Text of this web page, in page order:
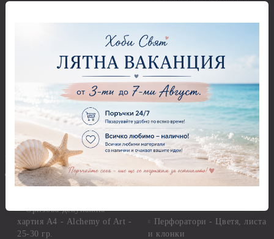
Инструменти за моделиране
Молдове и шаблони
Самосъхнеща глина
Полимерна Глина
Приложни техники и
Декупаж
Оризова декупажна
хартия А4 - Alchemy of Art -
25-30 гр.
Пънчове Перфоратори
Перфоратори до 2,50 см
Перфоратори 2,50 см
Перфоратори над 2,50 см
Бордюрни пънчове
Ъглови перфоратори
Перфоратори Основни
Фигури - кръгове, овали
Перфоратори - Цветя, листа
и клонки